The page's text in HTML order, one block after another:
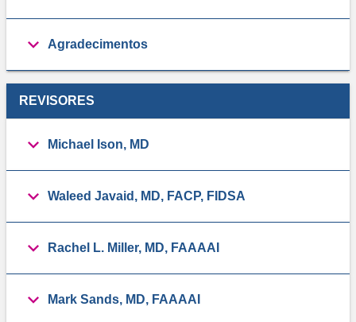
Agradecimentos
REVISORES
Michael Ison, MD
Waleed Javaid, MD, FACP, FIDSA
Rachel L. Miller, MD, FAAAAI
Mark Sands, MD, FAAAAI